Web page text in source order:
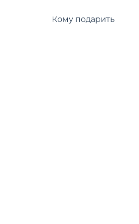
Кому подарить